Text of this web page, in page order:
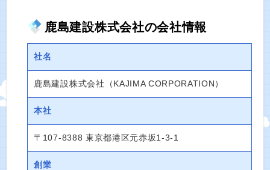
鹿島建設株式会社の会社情報
社名
鹿島建設株式会社（KAJIMA CORPORATION）
本社
〒107-8388 東京都港区元赤坂1-3-1
創業